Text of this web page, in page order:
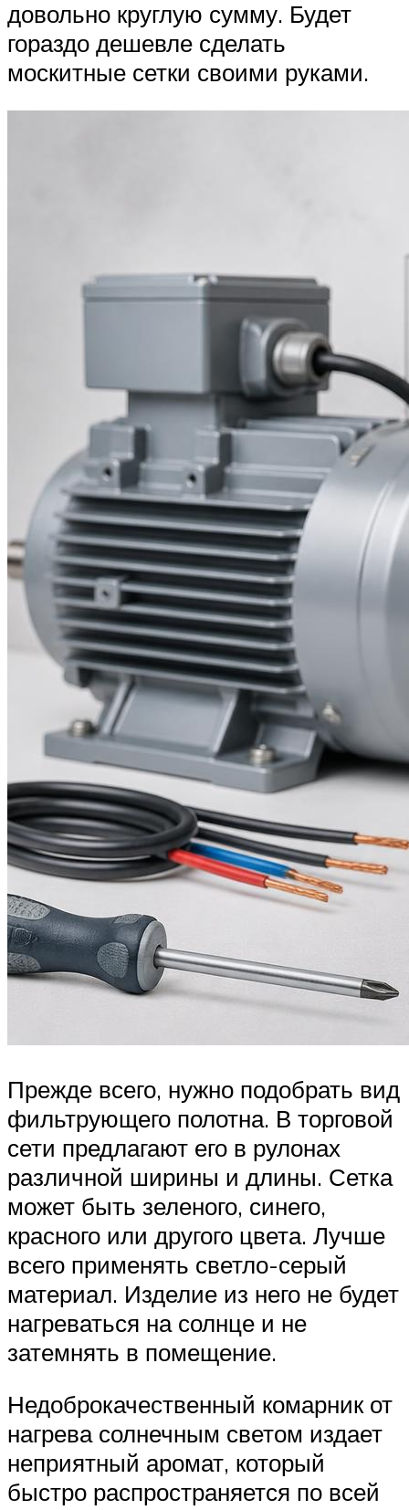
довольно круглую сумму. Будет
гораздо дешевле сделать
москитные сетки своими руками.
Прежде всего, нужно подобрать вид
фильтрующего полотна. В торговой
сети предлагают его в рулонах
различной ширины и длины. Сетка
может быть зеленого, синего,
красного или другого цвета. Лучше
всего применять светло-серый
материал. Изделие из него не будет
нагреваться на солнце и не
затемнять в помещение.
Недоброкачественный комарник от
нагрева солнечным светом издает
неприятный аромат, который
быстро распространяется по всей